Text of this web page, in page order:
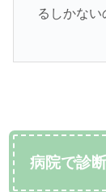
るしかない
病院で診